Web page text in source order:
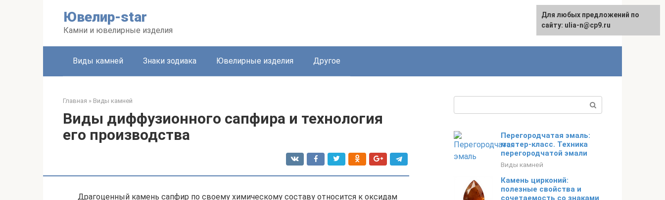
Ювелир-star
Камни и ювелирные изделия
English
Виды камней Знаки зодиака Ювелирные изделия Другое
Главная » Виды камней
Виды диффузионного сапфира и технология
его производства
Драгоценный камень сапфир по своему химическому составу относится к оксидам
Перегородчатая эмаль:
мастер-класс. Техника
перегородчатой эмали
Виды камней
Камень цирконий:
полезные свойства и
сочетаемость со знаками
Для любых предложений по
сайту: ulia-n@cp9.ru